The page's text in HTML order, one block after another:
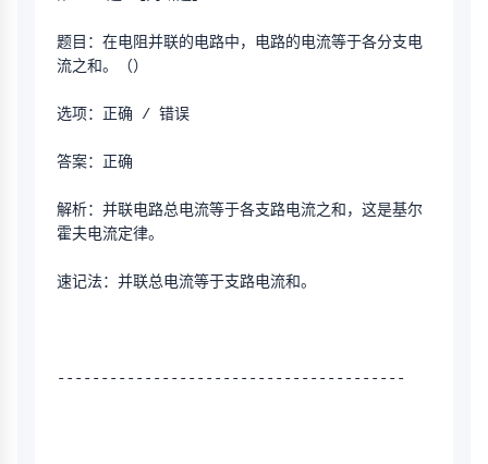
题目：在电阻并联的电路中，电路的电流等于各分支电
流之和。（）
选项：正确 / 错误
答案：正确
解析：并联电路总电流等于各支路电流之和，这是基尔
霍夫电流定律。
速记法：并联总电流等于支路电流和。
----------------------------------------